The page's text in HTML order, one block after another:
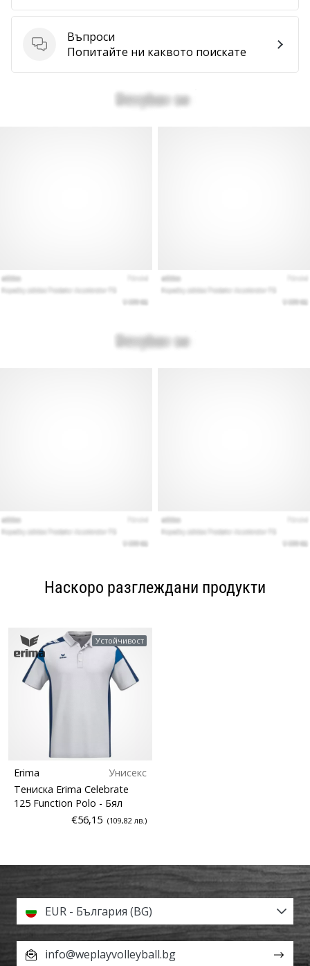
Въпроси
Въпроси
Попитайте ни каквото поискате
Наскоро разглеждани продукти
Устойчивост
Erima
Унисекс
Тениска Erima Celebrate
125 Function Polo - Бял
€56,15 (109,82 лв.)
EUR - България (BG)
info@weplayvolleyball.bg